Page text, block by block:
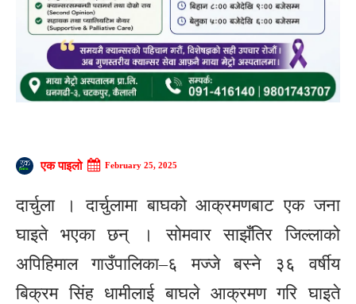
एक पाइलो February 25, 2025
दार्चुला । दार्चुलामा बाघको आक्रमणबाट एक जना
घाइते भएका छन् । सोमवार साझँतिर जिल्लाको
अपिहिमाल गाउँपालिका–६ मज्जे बस्ने ३६ वर्षीय
बिक्रम सिंह धामीलाई बाघले आक्रमण गरि घाइते